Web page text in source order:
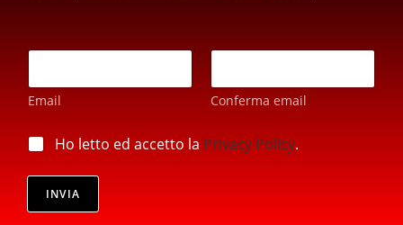
v
a
y
*
E
a
i
*
Email Conferma email
p
r
i
a
Ho letto ed accetto la Privacy Policy.
INVIA